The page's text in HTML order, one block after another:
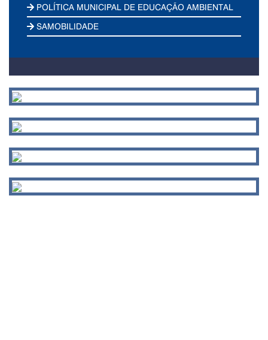
POLÍTICA MUNICIPAL DE EDUCAÇÃO AMBIENTAL
SAMOBILIDADE